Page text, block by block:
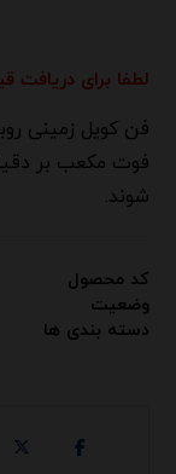
لطفا برای دریافت
فوت مکعب بر
شوند.
کد محصول
وضعیت
دسته بندی ها